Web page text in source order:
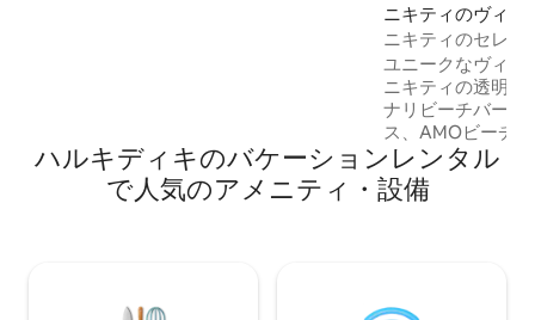
ニキティのヴィラ
ニキティのセレス
リー
ユニークなヴィラ
ニキティの透明
ナリビーチバー、
ス、AMOビーチ
の中心部から徒歩1 kmで
装されたばかりで
とする快適さを備
デーシーズンを特
ハルキディキのバケーションレンタル
で人気のアメニティ・設備